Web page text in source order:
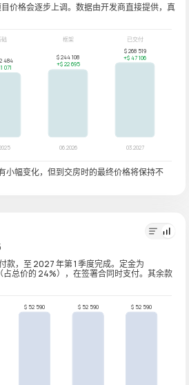
价格会逐步上调。数据由开发商直接提供，真
小幅变化，但到交房时的最终价格将保持不
款，至 2027 年第 1 季度完成。定金为
占总价的 24%），在签署合同时支付。其余款